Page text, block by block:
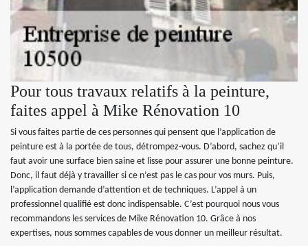
Pour tous travaux relatifs à la peinture,
faites appel à Mike Rénovation 10
Si vous faites partie de ces personnes qui pensent que l’application de
peinture est à la portée de tous, détrompez-vous. D’abord, sachez qu’il
faut avoir une surface bien saine et lisse pour assurer une bonne peinture.
Donc, il faut déjà y travailler si ce n’est pas le cas pour vos murs. Puis,
l’application demande d’attention et de techniques. L’appel à un
professionnel qualifié est donc indispensable. C’est pourquoi nous vous
recommandons les services de Mike Rénovation 10. Grâce à nos
expertises, nous sommes capables de vous donner un meilleur résultat.